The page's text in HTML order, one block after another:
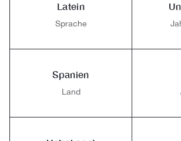
Latein
Sprache
Spanien
Land